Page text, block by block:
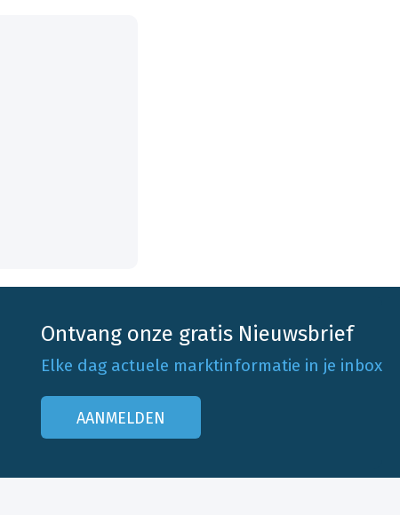
Ontvang onze gratis Nieuwsbrief
Elke dag actuele marktinformatie in je inbox
AANMELDEN